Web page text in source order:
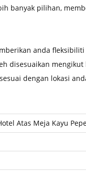
banyak pilihan,
anda
disesuaikan
dengan lokasi
Atas Meja Kayu